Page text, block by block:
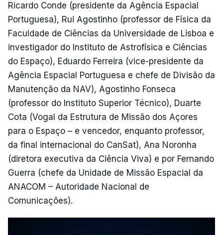
Ricardo Conde (presidente da Agência Espacial
Portuguesa), Rui Agostinho (professor de Física da
Faculdade de Ciências da Universidade de Lisboa e
investigador do Instituto de Astrofísica e Ciências
do Espaço), Eduardo Ferreira (vice-presidente da
Agência Espacial Portuguesa e chefe de Divisão da
Manutenção da NAV), Agostinho Fonseca
(professor do Instituto Superior Técnico), Duarte
Cota (Vogal da Estrutura de Missão dos Açores
para o Espaço – e vencedor, enquanto professor,
da final internacional do CanSat), Ana Noronha
(diretora executiva da Ciência Viva) e por Fernando
Guerra (chefe da Unidade de Missão Espacial da
ANACOM – Autoridade Nacional de
Comunicações).